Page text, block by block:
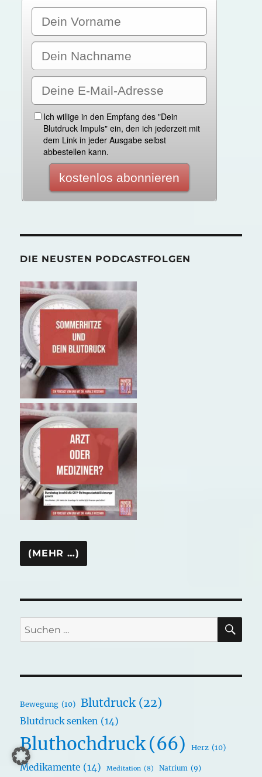
DIE NEUSTEN PODCASTFOLGEN
Suchen
nach:
Bewegung (10) Blutdruck (22)
Blutdruck senken (14)
Bluthochdruck(66) Herz (10)
Medikamente (14) Meditation (8) Natrium (9)